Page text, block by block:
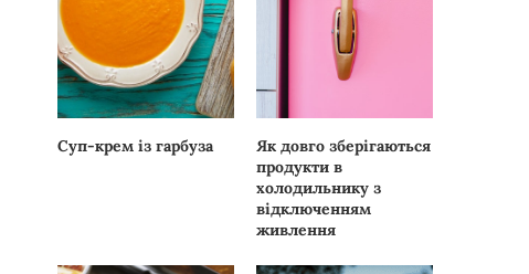
Суп-крем із гарбуза
Як довго зберігаються
продукти в
холодильнику з
відключенням
живлення